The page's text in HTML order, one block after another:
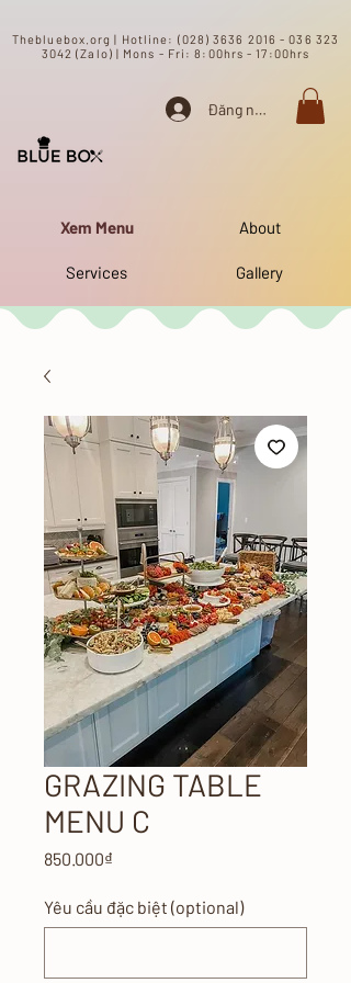
​Thebluebox.org | Hotline: (028) 3636 2016 - 036 323
3042 (Zalo) | Mons - Fri: 8:00hrs - 17:00hrs​
Đăng nhập
Xem Menu
Services
About
Gallery
GRAZING TABLE
MENU C
850.000₫
Yêu cầu đặc biệt (optional)